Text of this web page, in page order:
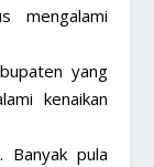
mengalami
yang
kenaikan
Banyak pula